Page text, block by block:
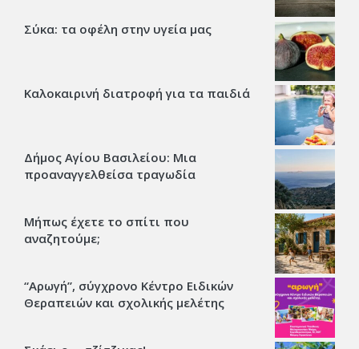
Σύκα: τα οφέλη στην υγεία μας
Καλοκαιρινή διατροφή για τα παιδιά
Δήμος Αγίου Βασιλείου: Μια
προαναγγελθείσα τραγωδία
Μήπως έχετε το σπίτι που
αναζητούμε;
“Αρωγή”, σύγχρονο Κέντρο Ειδικών
Θεραπειών και σχολικής μελέτης